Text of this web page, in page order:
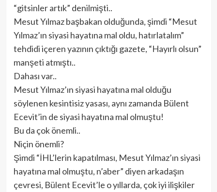
“gitsinler artık” denilmişti..
Mesut Yılmaz başbakan olduğunda, şimdi “Mesut
Yılmaz’ın siyasi hayatına mal oldu, hatırlatalım”
tehdidi içeren yazının çıktığı gazete, “Hayırlı olsun”
manşeti atmıştı..
Dahası var..
Mesut Yılmaz’ın siyasi hayatına mal olduğu
söylenen kesintisiz yasası, aynı zamanda Bülent
Ecevit’in de siyasi hayatına mal olmuştu!
Bu da çok önemli..
Niçin önemli?
Şimdi “İHL’lerin kapatılması, Mesut Yılmaz’ın siyasi
hayatına mal olmuştu, n’aber” diyen arkadaşın
çevresi, Bülent Ecevit’le o yıllarda, çok iyi ilişkiler